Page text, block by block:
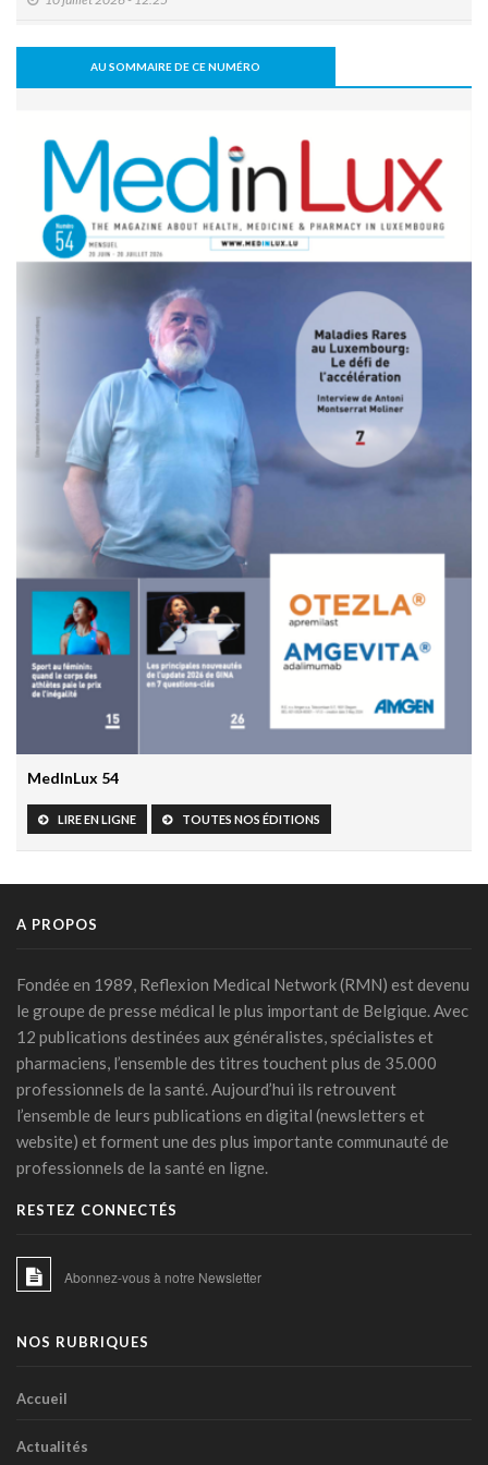
Le Luxembourg se prépare à l'entrée en vigueur de l'Espace
européen des données de santé (EEDS).
08 juillet 2026 - 11:18
L’arthrodèse sacro-iliaque augmenterait à long terme le
risque de PTH
07 juillet 2026 - 09:47
Activité physique: bénéfice pour l’os, mais pas
nécessairement pour le disque intervertébral
07 juillet 2026 - 09:39
Comment une alimentation trop riche réduit la cognition
22 juin 2026 - 17:16
Covid long: des symptômes réels, mais souvent réversibles
11 mai 2026 - 10:36
Un robot humanoïde testé à l’hôpital pour soutenir les
équipes soignantes
31 mars 2026 - 06:51
IA et responsabilité médicale en radiologie : le workflow
change la donne juridique
30 mars 2026 - 20:00
Les résultats prometteurs de la première étude clinique
prospective de Google AMIE
30 mars 2026 - 19:55
L’HTA chez l’enfant: un marqueur précoce de risque
cardiovasculaire à vie
27 mars 2026 - 10:30
rassure
24 mars 2026 - 16:14
Prévenir le déclin cognitif commence dès l’enfance: le rôle
17 mars 2026 - 16:21
prévenir la rechute tabagique
11 mars 2026 - 10:23
Covid long: une menace silencieuse révélée
06 mars 2026 - 17:24
PFAS: un espoir bactérien
06 mars 2026 - 15:00
18 février 2026 - 14:45
IA et médicaments : les "10 commandements"
transatlantiques
IA clinique : la Commission européenne balise une
23 janvier 2026 - 06:54
risque basée sur l’apprentissage machine
AU SOMMAIRE DE CE NUMÉRO
MedInLux 54
LIRE EN LIGNE TOUTES NOS ÉDITIONS
A PROPOS
Fondée en 1989, Reflexion Medical Network (RMN) est devenu
le groupe de presse médical le plus important de Belgique. Avec
12 publications destinées aux généralistes, spécialistes et
pharmaciens, l’ensemble des titres touchent plus de 35.000
professionnels de la santé. Aujourd’hui ils retrouvent
l’ensemble de leurs publications en digital (newsletters et
website) et forment une des plus importante communauté de
professionnels de la santé en ligne.
RESTEZ CONNECTÉS
Abonnez-vous à notre Newsletter
NOS RUBRIQUES
Accueil
Actualités